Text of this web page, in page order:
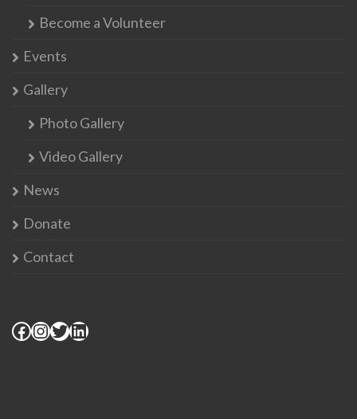
Become a Volunteer
Events
Gallery
Photo Gallery
Video Gallery
News
Donate
Contact